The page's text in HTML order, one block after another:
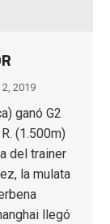
2019
ganó G2
(1.500m)
del trainer
la mulata
llegó